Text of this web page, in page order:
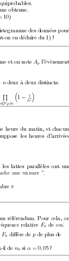
obtenue.
10)
des donn´ees pour
on en d´
eduire du 1) ?
et on note Apl’´ev`
n deux `a deux distincts.
Q
∈P;p n
1 −1
pi 
heure du matin, et chacun
ose les heures d’arriv´
les lattes parall`eles ont
une rainure ”.
π
r´
ef´erendum. Pour cela,
´
equence relative Fnde oui.
Fndiﬀ`ere de p de plus de
il de n0si α = 0,05 ?